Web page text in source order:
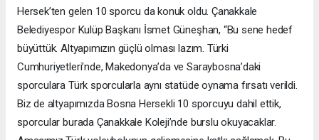
Hersek’ten gelen 10 sporcu da konuk oldu. Çanakkale
Belediyespor Kulüp Başkanı İsmet Güneşhan, “Bu sene hedef
büyüttük. Altyapımızın güçlü olması lazım. Türki
Cumhuriyetleri’nde, Makedonya’da ve Saraybosna’daki
sporculara Türk sporcularla aynı statüde oynama fırsatı verildi.
Biz de altyapımızda Bosna Hersekli 10 sporcuyu dahil ettik,
sporcular burada Çanakkale Koleji’nde burslu okuyacaklar.